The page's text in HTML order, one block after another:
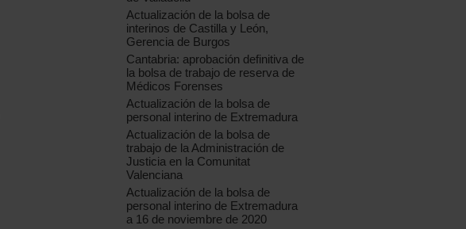
Actualización de la bolsa de
interinos de Castilla y León,
Gerencia de Burgos
Cantabria: aprobación definitiva de
la bolsa de trabajo de reserva de
Médicos Forenses
Actualización de la bolsa de
personal interino de Extremadura
Actualización de la bolsa de
trabajo de la Administración de
Justicia en la Comunitat
Valenciana
Actualización de la bolsa de
personal interino de Extremadura
a 16 de noviembre de 2020